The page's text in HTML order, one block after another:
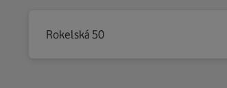
Rokelská 50